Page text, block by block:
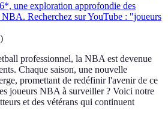
une exploration approfondie des
NBA. Recherchez sur YouTube : "joueurs
)
professionnel, la NBA est devenue
Chaque saison, une nouvelle
promettant de redéfinir l'avenir de ce
joueurs NBA à surveiller ? Voici notre
et des vétérans qui continuent